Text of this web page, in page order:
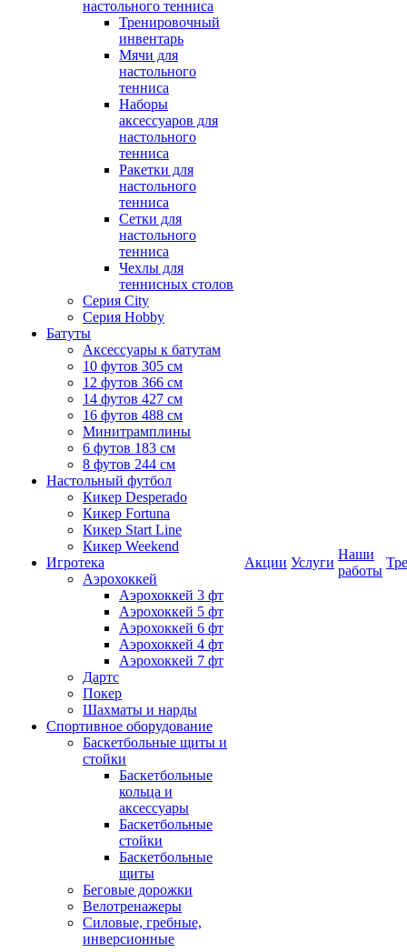
настольного тенниса
Тренировочный
инвентарь
Мячи для
настольного
тенниса
Наборы
аксессуаров для
настольного
тенниса
Ракетки для
настольного
тенниса
Сетки для
настольного
тенниса
Чехлы для
теннисных столов
Серия City
Серия Hobby
Батуты
Аксессуары к батутам
10 футов 305 см
12 футов 366 см
14 футов 427 см
16 футов 488 см
Минитрамплины
6 футов 183 см
8 футов 244 см
Настольный футбол
Кикер Desperado
Кикер Fortuna
Кикер Start Line
Кикер Weekend
Игротека
Аэрохоккей
Аэрохоккей 3 фт
Аэрохоккей 5 фт
Аэрохоккей 6 фт
Аэрохоккей 4 фт
Аэрохоккей 7 фт
Дартс
Покер
Шахматы и нарды
Спортивное оборудование
Баскетбольные щиты и
стойки
Баскетбольные
кольца и
аксессуары
Баскетбольные
стойки
Баскетбольные
щиты
Беговые дорожки
Велотренажеры
Силовые, гребные,
инверсионные
Акции Услуги
Наши
работы